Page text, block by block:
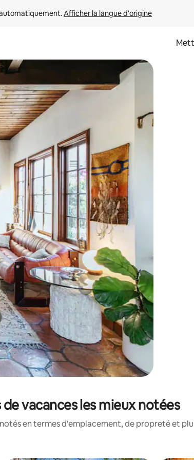
Afficher la langue d'origine
ou en appuyant et en faisant glisser.
vacances les mieux notées
en termes d'emplacement, de propreté et